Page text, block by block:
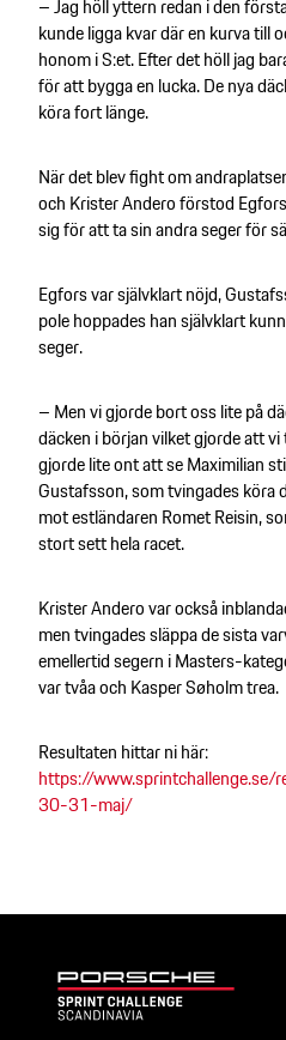
– Jag höll yttern redan i den
kunde ligga kvar där en kurva till
honom i S:et. Efter det höll jag
för att bygga en lucka. De nya
köra fort länge.
När det blev fight om
och Krister Andero förstod
sig för att ta sin andra seger för
Egfors var självklart nöjd,
pole hoppades han självklart
seger.
– Men vi gjorde bort oss lite på
däcken i början vilket gjorde att
gjorde lite ont att se Maximilian
Gustafsson, som tvingades köra
mot estländaren Romet Reisin,
stort sett hela racet.
Krister Andero var också
men tvingades släppa de sista
emellertid segern i Masters-
var tvåa och Kasper Søholm trea.
Resultaten hittar ni här:
https://www.sprintchallenge.se/
30-31-maj/